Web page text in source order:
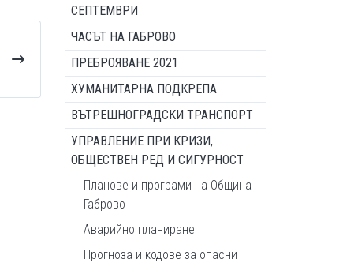
СЕПТЕМВРИ
ЧАСЪТ НА ГАБРОВО
ПРЕБРОЯВАНЕ 2021
ХУМАНИТАРНА ПОДКРЕПА
ВЪТРЕШНОГРАДСКИ ТРАНСПОРТ
УПРАВЛЕНИЕ ПРИ КРИЗИ,
ОБЩЕСТВЕН РЕД И СИГУРНОСТ
Планове и програми на Община
Габрово
Аварийно планиране
Прогноза и кодове за опасни